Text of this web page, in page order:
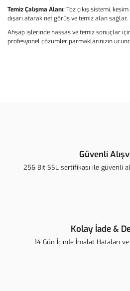
Temiz Çalışma Alanı:Toz çıkış sistemi,
dışarı atarak net görüş ve temiz alan sağlar.
Ahşap işlerinde hassas ve temiz sonuçlar
profesyonel çözümler parmaklarınızın
Ürün açıklamasında eksik bilgiler
Güvenli
256 Bit SSL sertifikası ile güvenli
Kolay İade &
14 Gün İçinde İmalat Hataları